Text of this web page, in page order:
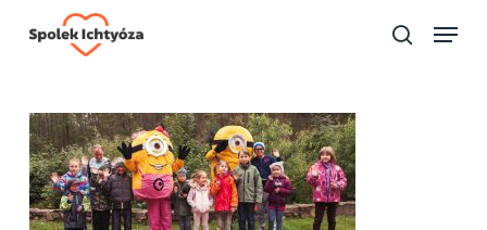
content
search
Menu